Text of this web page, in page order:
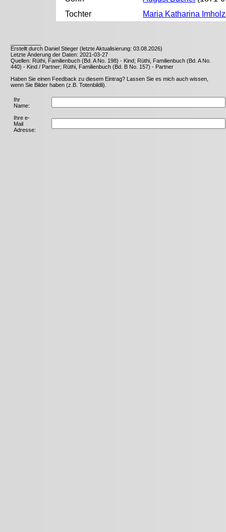
Tochter
Maria Katharina
Erstellt durch Daniel Stieger (letzte Aktualisierung: 03.08.2026)
Letzte Änderung der Daten: 2021-03-27
Quellen: Rüthi, Familienbuch (Bd. A No. 198) - Kind; Rüthi, Familienbuch (Bd. A No.
440) - Kind / Partner; Rüthi, Familienbuch (Bd. B No. 157) - Partner
Haben Sie einen Feedback zu diesem Eintrag? Lassen Sie es mich auch wissen,
wenn Sie Bilder haben (z.B. Totenbildli).
Ihr
Name:
Ihre e-
Mail
Adresse: